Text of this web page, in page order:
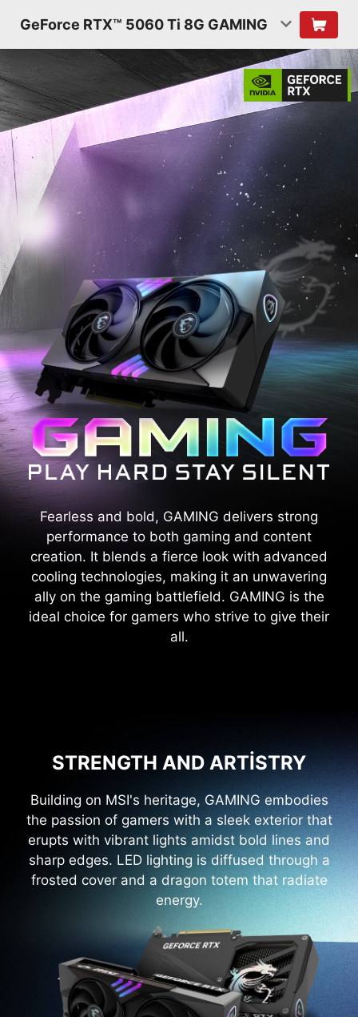
GeForce RTX™ 5060 Ti 8G GAMING
Fearless and bold, GAMING delivers strong
performance to both gaming and content
creation. It blends a fierce look with advanced
cooling technologies, making it an unwavering
ally on the gaming battlefield. GAMING is the
ideal choice for gamers who strive to give their
all.
STRENGTH AND ARTISTRY
Building on MSI's heritage, GAMING embodies
the passion of gamers with a sleek exterior that
erupts with vibrant lights amidst bold lines and
sharp edges. LED lighting is diffused through a
frosted cover and a dragon totem that radiate
energy.